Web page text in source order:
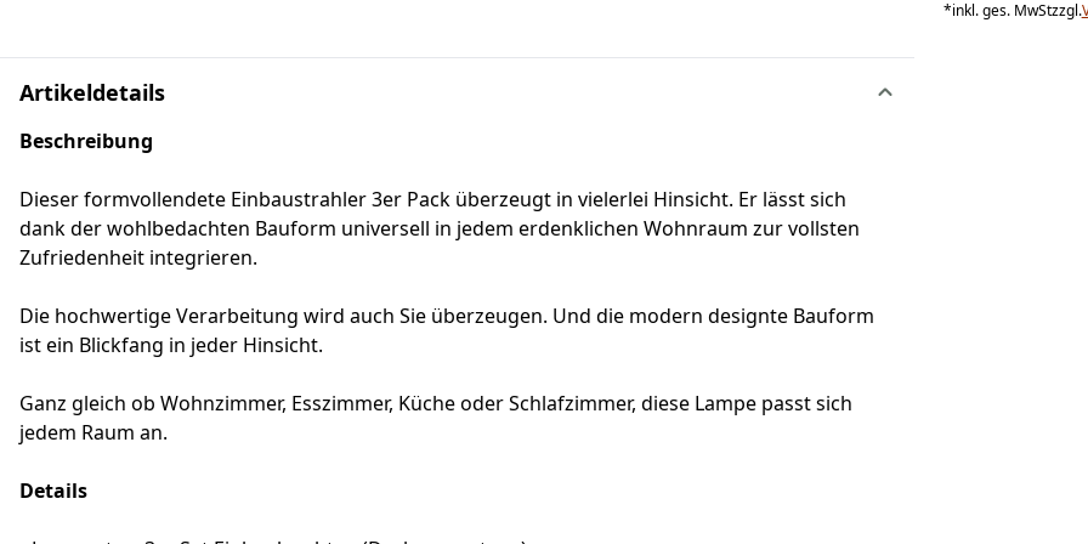
*inkl. ges. MwStzzgl.
Artikeldetails
Beschreibung
Dieser formvollendete Einbaustrahler 3er Pack überzeugt in vielerlei Hinsicht. Er lässt sich
dank der wohlbedachten Bauform universell in jedem erdenklichen Wohnraum zur vollsten
Zufriedenheit integrieren.
Die hochwertige Verarbeitung wird auch Sie überzeugen. Und die modern designte Bauform
ist ein Blickfang in jeder Hinsicht.
Ganz gleich ob Wohnzimmer, Esszimmer, Küche oder Schlafzimmer, diese Lampe passt sich
jedem Raum an.
Details